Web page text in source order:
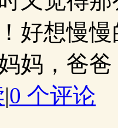
好想慢
妈，爸爸
|0 个评论